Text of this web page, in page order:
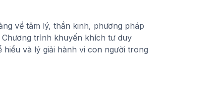
về tâm lý, thần kinh, phương pháp
trình khuyến khích tư duy
hiểu và lý giải hành vi con người trong